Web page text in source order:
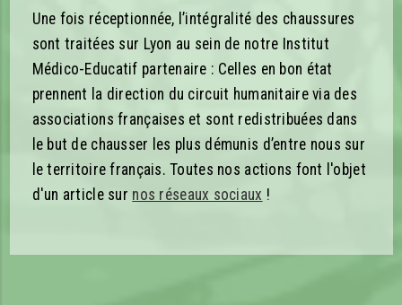
Une fois réceptionnée, l’intégralité des chaussures
sont traitées sur Lyon au sein de notre Institut
Médico-Educatif partenaire : Celles en bon état
prennent la direction du circuit humanitaire via des
associations françaises et sont redistribuées dans
le but de chausser les plus démunis d’entre nous sur
le territoire français. Toutes nos actions font l'objet
d'un article sur nos réseaux sociaux !